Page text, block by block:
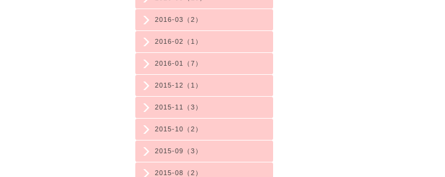
2016-03（2）
2016-02（1）
2016-01（7）
2015-12（1）
2015-11（3）
2015-10（2）
2015-09（3）
2015-08（2）